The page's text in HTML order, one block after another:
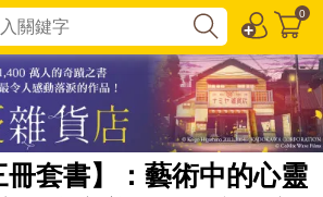
0
套書】：藝術中的心靈